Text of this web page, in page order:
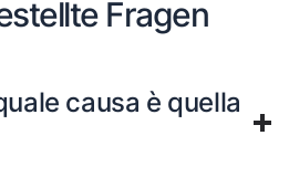
Fragen
causa è quella